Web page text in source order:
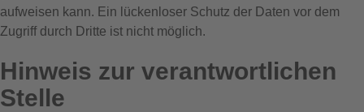
aufweisen kann. Ein lückenloser Schutz der Daten vor dem
Zugriff durch Dritte ist nicht möglich.
Hinweis zur verantwortlichen
Stelle